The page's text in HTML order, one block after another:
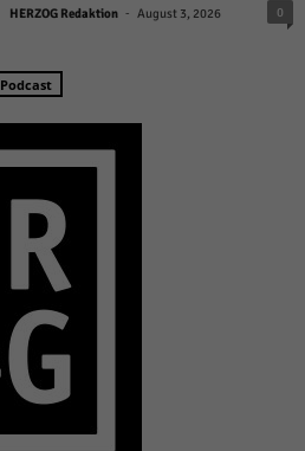
HERZOG Redaktion - August 3, 2026 0
Podcast